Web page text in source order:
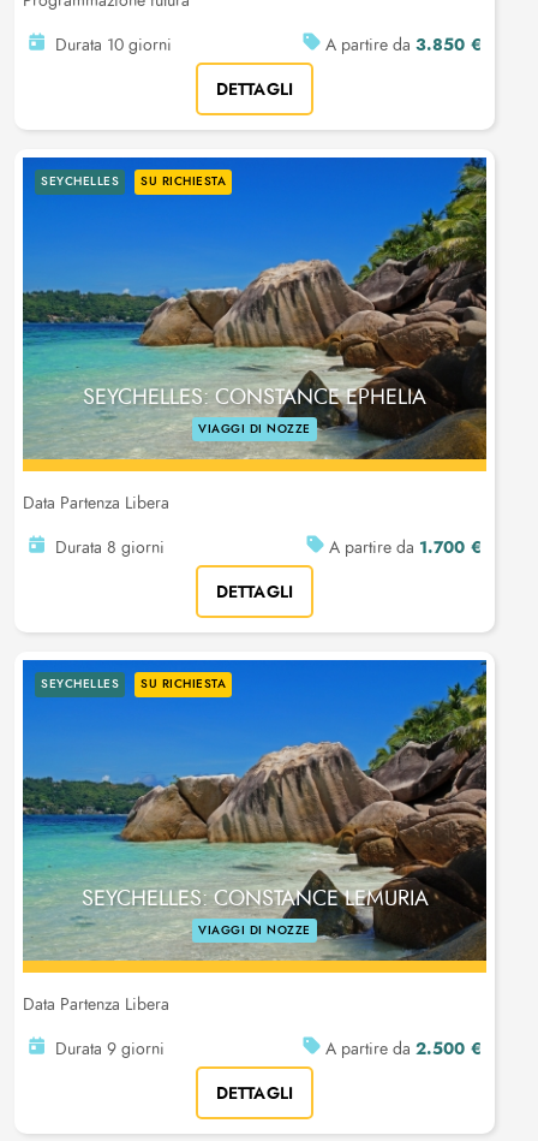
Durata 10 giorni
A partire da 3.850 €
DETTAGLI
SEYCHELLES SU RICHIESTA
SEYCHELLES: CONSTANCE EPHELIA
VIAGGI DI NOZZE
Data Partenza Libera
Durata 8 giorni
A partire da 1.700 €
DETTAGLI
SEYCHELLES SU RICHIESTA
SEYCHELLES: CONSTANCE LEMURIA
VIAGGI DI NOZZE
Data Partenza Libera
Durata 9 giorni
A partire da 2.500 €
DETTAGLI